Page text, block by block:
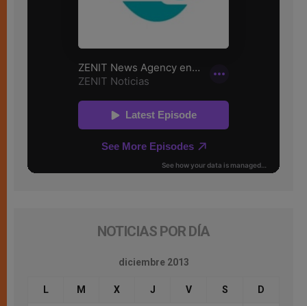
NOTICIAS POR DÍA
diciembre 2013
L M X J V S D